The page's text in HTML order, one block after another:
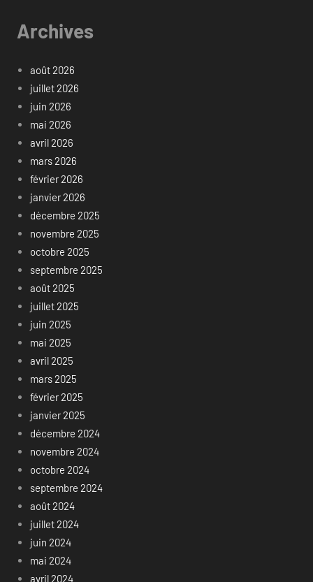
Archives
août 2026
juillet 2026
juin 2026
mai 2026
avril 2026
mars 2026
février 2026
janvier 2026
décembre 2025
novembre 2025
octobre 2025
septembre 2025
août 2025
juillet 2025
juin 2025
mai 2025
avril 2025
mars 2025
février 2025
janvier 2025
décembre 2024
novembre 2024
octobre 2024
septembre 2024
août 2024
juillet 2024
juin 2024
mai 2024
avril 2024